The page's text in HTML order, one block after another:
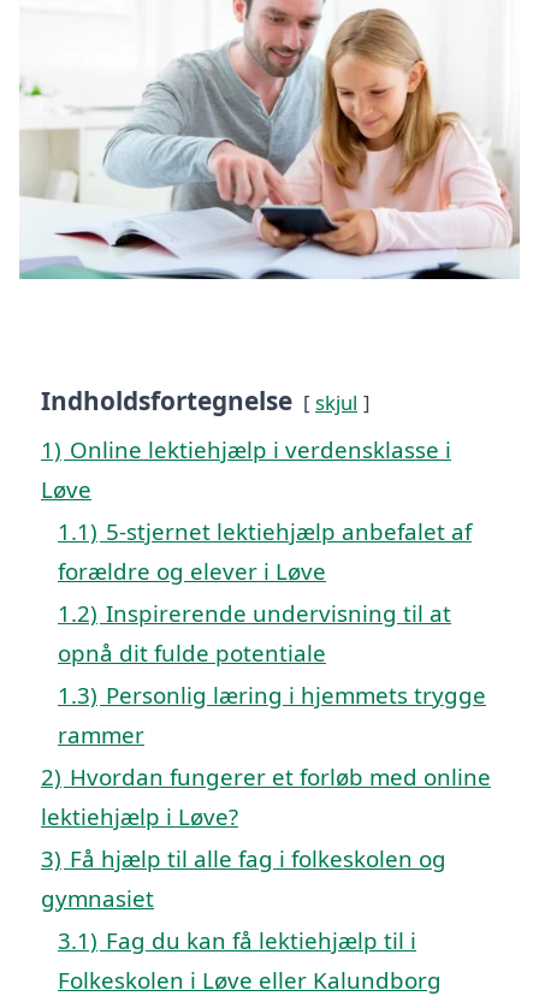
Indholdsfortegnelse skjul
1) Online lektiehjælp i verdensklasse i
Løve
1.1) 5-stjernet lektiehjælp anbefalet af
forældre og elever i Løve
1.2) Inspirerende undervisning til at
opnå dit fulde potentiale
1.3) Personlig læring i hjemmets trygge
rammer
2) Hvordan fungerer et forløb med online
lektiehjælp i Løve?
3) Få hjælp til alle fag i folkeskolen og
gymnasiet
3.1) Fag du kan få lektiehjælp til i
Folkeskolen i Løve eller Kalundborg